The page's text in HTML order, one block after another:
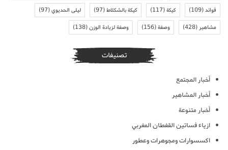
فوائد(109) كيكة(117) كيكة بالشكلاط(97) ليلى الحديوي(97)
مشاهير(428) وصفة(156) وصفة لزيادة الوزن(138)
تصنيفات
أخبار المجتمع
أخبار المشاهير
أخبار متنوعة
ازياء فساتين القفطان المغربي
اكسسوارات ومجوهرات وعطور